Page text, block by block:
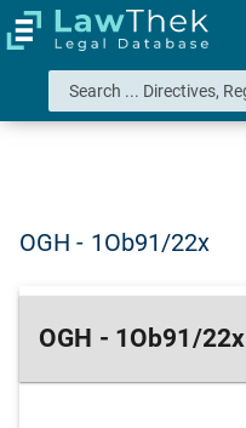
OGH - 1Ob91/22x
OGH - 1Ob91/22x